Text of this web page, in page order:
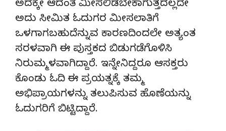
ಅದಕ್ಕೇ ಆದಂತೆ ಮೀಸಲಿಡಬೇಕಾಗುತ್ತದಲ್ಲದೇ
ಅದು ಸೀಮಿತ ಓದುಗರ ಮೀಸಲಾತಿಗೆ
ಒಳಗಾಗಬಹುದೆನ್ನುವ ಕಾರಣದಿಂದಲೇ ಅತ್ಯಂತ
ಸರಳವಾಗಿ ಈ ಪುಸ್ತಕದ ಬಿಡುಗಡೆಗೊಳಿಸಿ
ನಿರುಮ್ಮಳವಾಗಿದ್ದಾರೆ. ಇನ್ನೇನಿದ್ದರೂ ಆಸಕ್ತರು
ಕೊಂಡು ಓದಿ ಈ ಪ್ರಯತ್ನಕ್ಕೆ ತಮ್ಮ
ಅಭಿಪ್ರಾಯಗಳನ್ನು ತಲುಪಿಸುವ ಹೊಣೆಯನ್ನು
ಓದುಗರಿಗೆ ಬಿಟ್ಟಿದ್ದಾರೆ.